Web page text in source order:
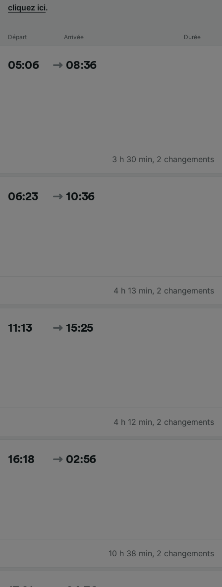
cliquez ici.
Départ Arrivée Durée
05:06 08:36
3 h 30 min, 2 changements
06:23 10:36
4 h 13 min, 2 changements
11:13 15:25
4 h 12 min, 2 changements
16:18 02:56
10 h 38 min, 2 changements